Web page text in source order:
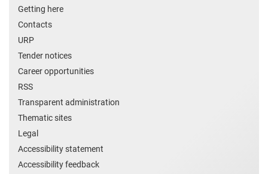
Getting here
Contacts
URP
Tender notices
Career opportunities
RSS
Transparent administration
Thematic sites
Legal
Accessibility statement
Accessibility feedback